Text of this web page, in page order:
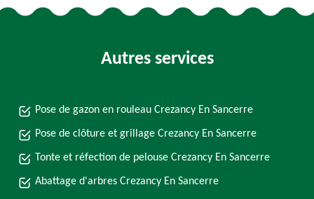
Autres services
Pose de gazon en rouleau Crezancy En Sancerre
Pose de clôture et grillage Crezancy En Sancerre
Tonte et réfection de pelouse Crezancy En Sancerre
Abattage d'arbres Crezancy En Sancerre